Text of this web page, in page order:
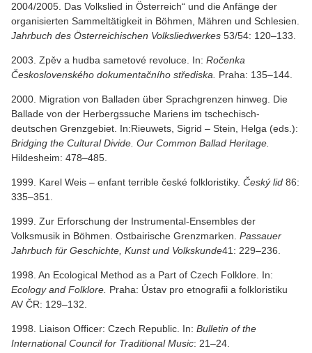
2004/2005. Das Volkslied in Österreich“ und die Anfänge der
organisierten Sammeltätigkeit in Böhmen, Mähren und Schlesien.
Jahrbuch des Österreichischen Volksliedwerkes 53/54: 120–133.
2003. Zpěv a hudba sametové revoluce. In: Ročenka
Československého dokumentačního střediska. Praha: 135–144.
2000. Migration von Balladen über Sprachgrenzen hinweg. Die
Ballade von der Herbergssuche Mariens im tschechisch-
deutschen Grenzgebiet. In:Rieuwets, Sigrid – Stein, Helga (eds.):
Bridging the Cultural Divide. Our Common Ballad Heritage.
Hildesheim: 478–485.
1999. Karel Weis – enfant terrible české folkloristiky. Český lid 86:
335–351.
1999. Zur Erforschung der Instrumental-Ensembles der
Volksmusik in Böhmen. Ostbairische Grenzmarken. Passauer
Jahrbuch für Geschichte, Kunst und Volkskunde41: 229–236.
1998. An Ecological Method as a Part of Czech Folklore. In:
Ecology and Folklore. Praha: Ústav pro etnografii a folkloristiku
AV ČR: 129–132.
1998. Liaison Officer: Czech Republic. In: Bulletin of the
International Council for Traditional Music: 21–24.